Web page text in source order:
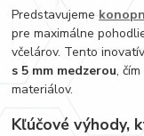
Predstavujeme
pre maximálne
včelárov. Tento
s 5 mm medzerou,
materiálov.
Kľúčové výhody,